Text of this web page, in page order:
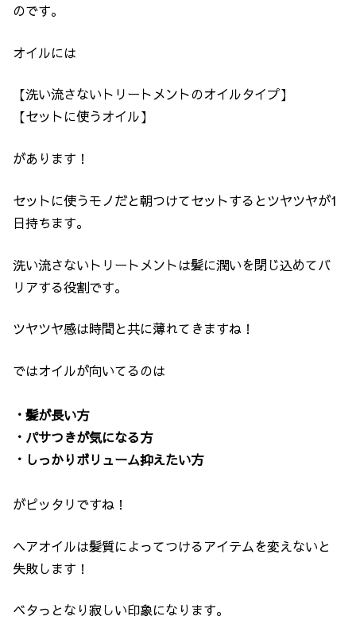
のです。
オイルには
【洗い流さないトリートメントのオイルタイプ】
【セットに使うオイル】
があります！
セットに使うモノだと朝つけてセットするとツヤツヤが1
日持ちます。
洗い流さないトリートメントは髪に潤いを閉じ込めてバ
リアする役割です。
ツヤツヤ感は時間と共に薄れてきますね！
ではオイルが向いてるのは
・髪が長い方
・パサつきが気になる方
・しっかりボリューム抑えたい方
がピッタリですね！
ヘアオイルは髪質によってつけるアイテムを変えないと
失敗します！
ベタっとなり寂しい印象になります。